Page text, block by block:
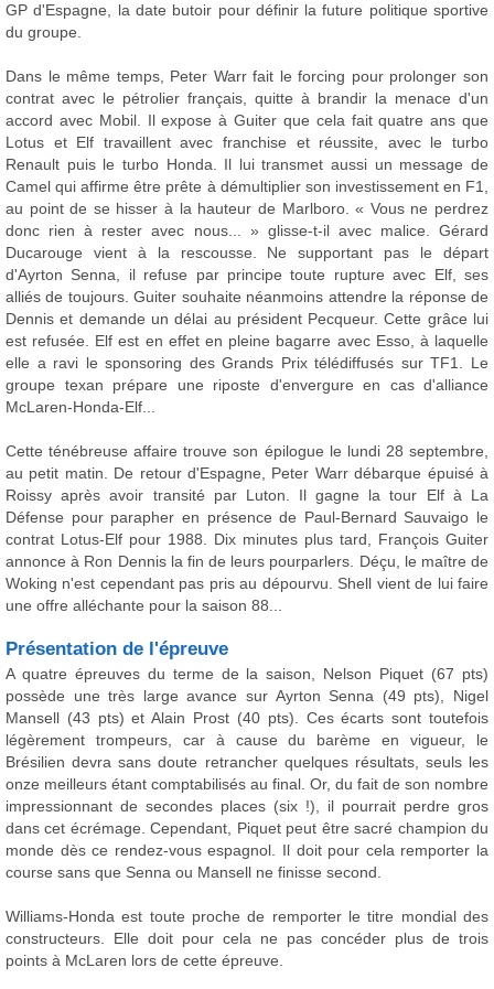
GP d'Espagne, la date butoir pour définir la future politique sportive
du groupe.
Dans le même temps, Peter Warr fait le forcing pour prolonger son
contrat avec le pétrolier français, quitte à brandir la menace d'un
accord avec Mobil. Il expose à Guiter que cela fait quatre ans que
Lotus et Elf travaillent avec franchise et réussite, avec le turbo
Renault puis le turbo Honda. Il lui transmet aussi un message de
Camel qui affirme être prête à démultiplier son investissement en F1,
au point de se hisser à la hauteur de Marlboro. « Vous ne perdrez
donc rien à rester avec nous... » glisse-t-il avec malice. Gérard
Ducarouge vient à la rescousse. Ne supportant pas le départ
d'Ayrton Senna, il refuse par principe toute rupture avec Elf, ses
alliés de toujours. Guiter souhaite néanmoins attendre la réponse de
Dennis et demande un délai au président Pecqueur. Cette grâce lui
est refusée. Elf est en effet en pleine bagarre avec Esso, à laquelle
elle a ravi le sponsoring des Grands Prix télédiffusés sur TF1. Le
groupe texan prépare une riposte d'envergure en cas d'alliance
McLaren-Honda-Elf...
Cette ténébreuse affaire trouve son épilogue le lundi 28 septembre,
au petit matin. De retour d'Espagne, Peter Warr débarque épuisé à
Roissy après avoir transité par Luton. Il gagne la tour Elf à La
Défense pour parapher en présence de Paul-Bernard Sauvaigo le
contrat Lotus-Elf pour 1988. Dix minutes plus tard, François Guiter
annonce à Ron Dennis la fin de leurs pourparlers. Déçu, le maître de
Woking n'est cependant pas pris au dépourvu. Shell vient de lui faire
une offre alléchante pour la saison 88...
Présentation de l'épreuve
A quatre épreuves du terme de la saison, Nelson Piquet (67 pts)
possède une très large avance sur Ayrton Senna (49 pts), Nigel
Mansell (43 pts) et Alain Prost (40 pts). Ces écarts sont toutefois
légèrement trompeurs, car à cause du barème en vigueur, le
Brésilien devra sans doute retrancher quelques résultats, seuls les
onze meilleurs étant comptabilisés au final. Or, du fait de son nombre
impressionnant de secondes places (six !), il pourrait perdre gros
dans cet écrémage. Cependant, Piquet peut être sacré champion du
monde dès ce rendez-vous espagnol. Il doit pour cela remporter la
course sans que Senna ou Mansell ne finisse second.
Williams-Honda est toute proche de remporter le titre mondial des
constructeurs. Elle doit pour cela ne pas concéder plus de trois
points à McLaren lors de cette épreuve.